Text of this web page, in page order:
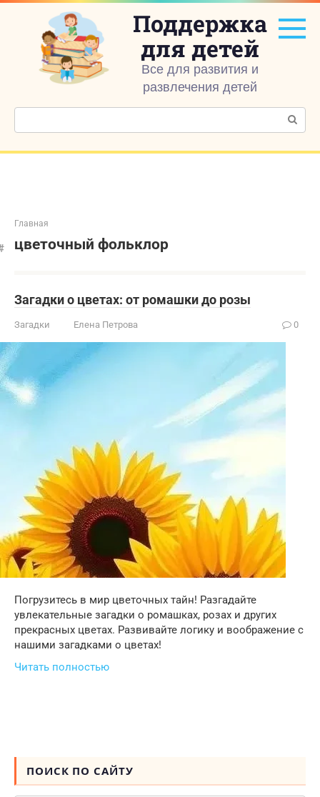
Перейти
контенту
Поддержка
для детей
Все для развития и
развлечения детей
Поиск:
Главная
цветочный фольклор
Загадки о цветах: от ромашки до розы
Загадки Елена Петрова 0
Погрузитесь в мир цветочных тайн! Разгадайте
увлекательные загадки о ромашках, розах и других
прекрасных цветах. Развивайте логику и воображение с
нашими загадками о цветах!
Читать полностью
ПОИСК ПО САЙТУ